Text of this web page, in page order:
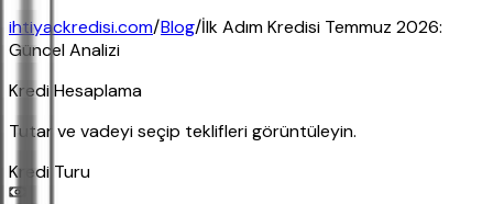
ihtiyackredisi.com/Blog/İlk Adım Kredisi Temmuz 2026:
Güncel Analizi
Kredi Hesaplama
Tutar ve vadeyi seçip teklifleri görüntüleyin.
Kredi Turu